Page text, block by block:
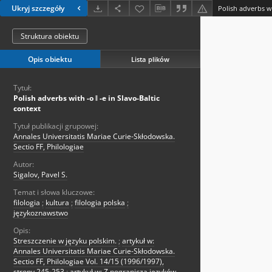
Ukryj szczegóły Polish adverbs
Struktura obiektu
Opis obiektu Lista plików
Tytuł:
Polish adverbs with -o ‖ -e in Slavo-Baltic
context
Tytuł publikacji grupowej:
Annales Universitatis Mariae Curie-Skłodowska.
Sectio FF, Philologiae
Autor:
Sigalov, Pavel S.
Temat i słowa kluczowe:
filologia ; kultura ; filologia polska ;
językoznawstwo
Opis:
Streszczenie w języku polskim. ; artykuł w:
Annales Universitatis Mariae Curie-Skłodowska.
Sectio FF, Philologiae Vol. 14/15 (1996/1997),